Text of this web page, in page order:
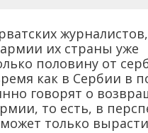
журналистов,
их страны уже
половину от
как в Сербии в
говорят о
то есть, в
только